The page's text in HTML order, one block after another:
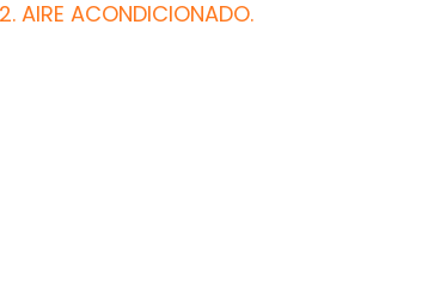
AIRE ACONDICIONADO.